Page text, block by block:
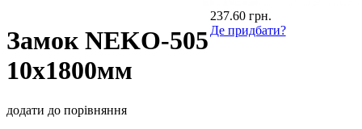
237.60 грн.
Де придбати?
Замок NEKO-505
10х1800мм
додати до порівняння